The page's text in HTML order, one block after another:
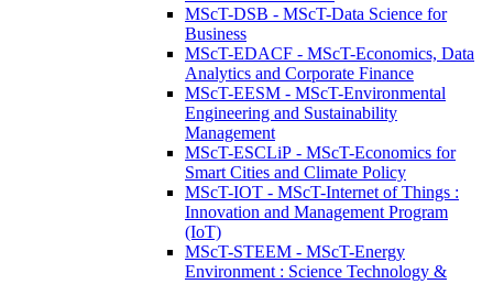
MScT-DSB - MScT-Data Science for
Business
MScT-EDACF - MScT-Economics, Data
Analytics and Corporate Finance
MScT-EESM - MScT-Environmental
Engineering and Sustainability
Management
MScT-ESCLiP - MScT-Economics for
Smart Cities and Climate Policy
MScT-IOT - MScT-Internet of Things :
Innovation and Management Program
(IoT)
MScT-STEEM - MScT-Energy
Environment : Science Technology &